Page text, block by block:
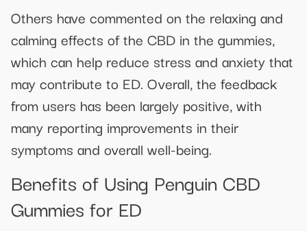
Others have commented on the relaxing and
calming effects of the CBD in the gummies,
which can help reduce stress and anxiety that
may contribute to ED. Overall, the feedback
from users has been largely positive, with
many reporting improvements in their
symptoms and overall well-being.
Benefits of Using Penguin CBD
Gummies for ED